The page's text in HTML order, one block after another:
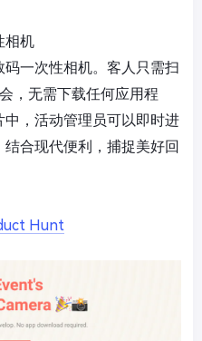
相机
码一次性相机。客人只需扫
，无需下载任何应用程
，活动管理员可以即时进
合现代便利，捕捉美好回
Hunt